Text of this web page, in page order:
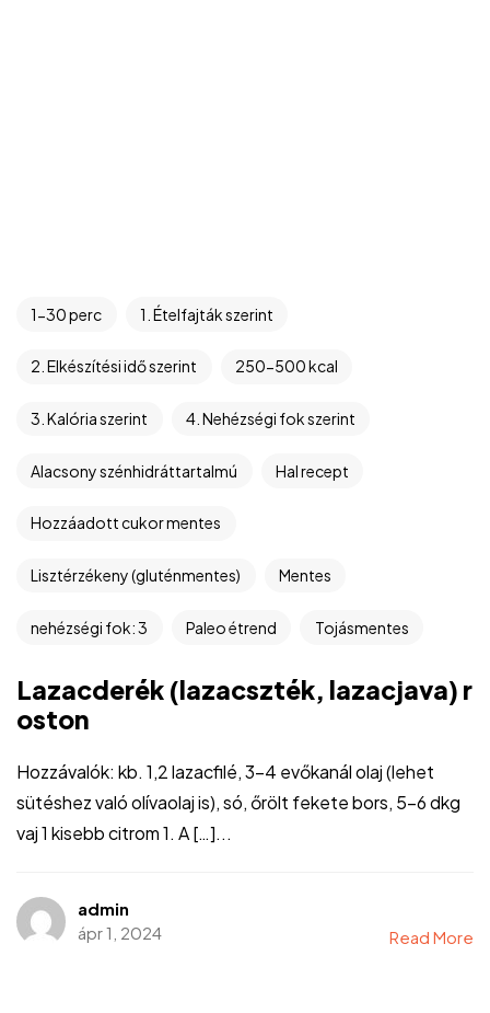
1-30 perc 1. Ételfajták szerint
2. Elkészítési idő szerint 250-500 kcal
3. Kalória szerint 4. Nehézségi fok szerint
Alacsony szénhidráttartalmú Hal recept
Hozzáadott cukor mentes
Lisztérzékeny (gluténmentes) Mentes
nehézségi fok: 3 Paleo étrend Tojásmentes
Lazacderék (lazacszték, lazacjava) r
oston
Hozzávalók: kb. 1,2 lazacfilé, 3-4 evőkanál olaj (lehet
sütéshez való olívaolaj is), só, őrölt fekete bors, 5-6 dkg
vaj 1 kisebb citrom 1. A […]...
admin
ápr 1, 2024
Read More